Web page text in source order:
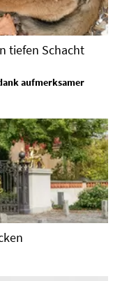
tiefen Schacht
aufmerksamer